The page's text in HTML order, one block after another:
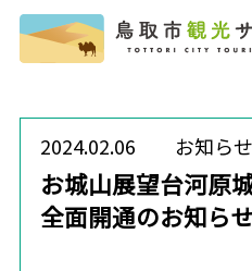
お城山展望台河原
全面開通のお知らせ
2024.02.06 お知らせ